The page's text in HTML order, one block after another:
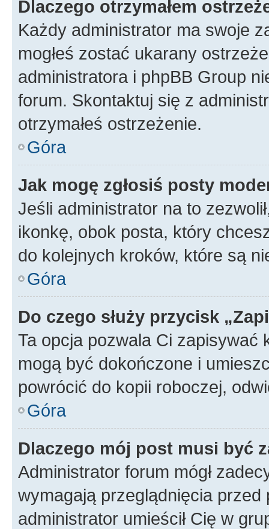
Dlaczego otrzymałem
Każdy administrator ma swoje
mogłeś zostać ukarany
administratora i phpBB Group
forum. Skontaktuj się z
otrzymałeś ostrzeżenie.
Góra
Jak mogę zgłosiś posty
Jeśli administrator na to
ikonkę, obok posta, który
do kolejnych kroków, które są
Góra
Do czego służy przycisk
Ta opcja pozwala Ci zapisywać
mogą być dokończone i
powrócić do kopii roboczej,
Góra
Dlaczego mój post musi być
Administrator forum mógł
wymagają przeglądnięcia
administrator umieścił Cię w